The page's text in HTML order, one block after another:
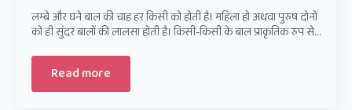
लम्बे और घने बाल की चाह हर किसी को होती है। महिला हो अथवा पुरुष दोनों
को ही सुंदर बालों की लालसा होती है। किसी-किसी के बाल प्राकृतिक रुप से…
Read more